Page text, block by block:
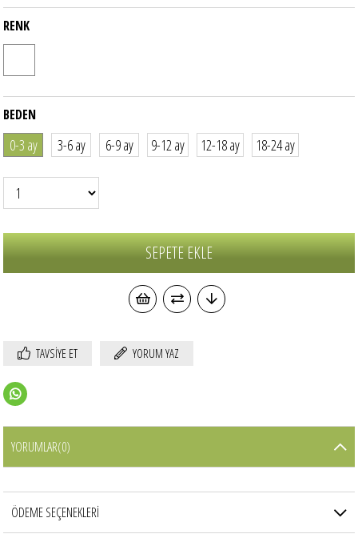
RENK
BEDEN
0-3 ay 3-6 ay 6-9 ay 9-12 ay 12-18 ay 18-24 ay
TAVSIYE ET YORUM YAZ
YORUMLAR(0)
ÖDEME SEÇENEKLERI